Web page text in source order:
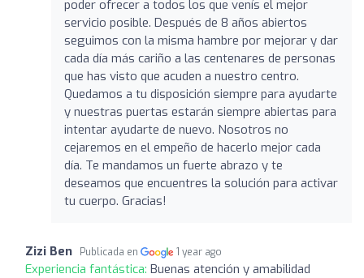
poder ofrecer a todos los que venís el mejor
servicio posible. Después de 8 años abiertos
seguimos con la misma hambre por mejorar y dar
cada día más cariño a las centenares de personas
que has visto que acuden a nuestro centro.
Quedamos a tu disposición siempre para ayudarte
y nuestras puertas estarán siempre abiertas para
intentar ayudarte de nuevo. Nosotros no
cejaremos en el empeño de hacerlo mejor cada
día. Te mandamos un fuerte abrazo y te
deseamos que encuentres la solución para activar
tu cuerpo. Gracias!
Zizi Ben Publicada en 1 year ago
Experiencia fantástica: Buenas atención y amabilidad